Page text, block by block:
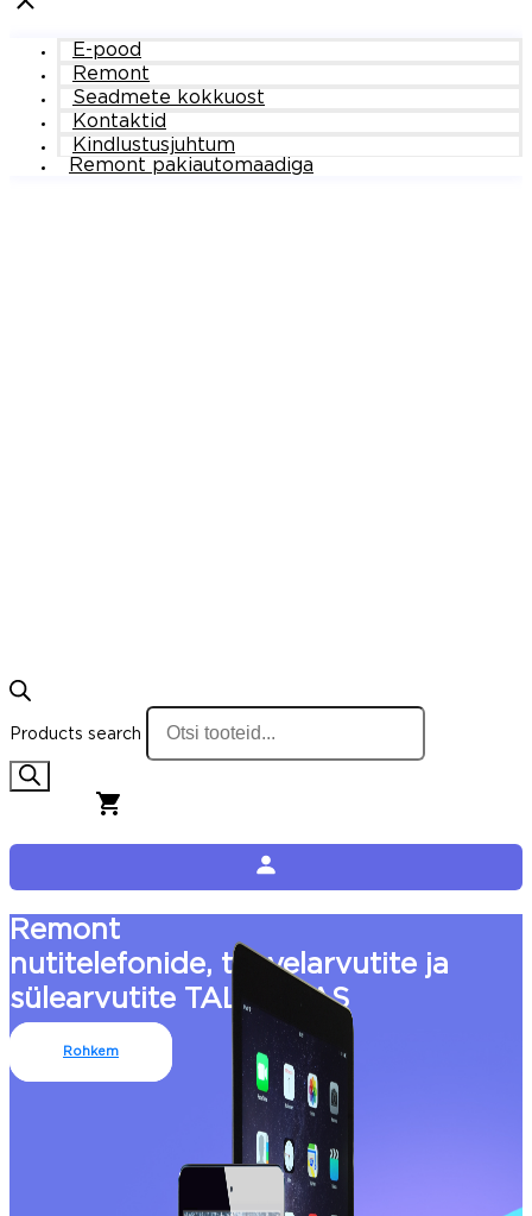
E-pood
Remont
Seadmete kokkuost
Kontaktid
Kindlustusjuhtum
Remont pakiautomaadiga
Products search
Remont
nutitelefonide, tahvelarvutite ja
sülearvutite TALLINNAS
Rohkem